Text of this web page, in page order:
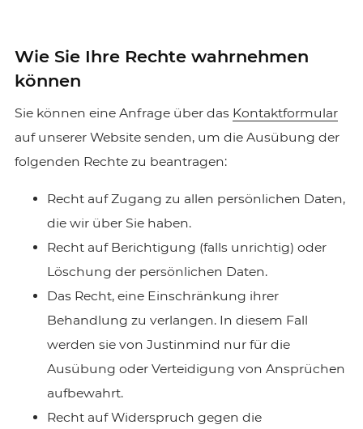
Wie Sie Ihre Rechte wahrnehmen
können
Sie können eine Anfrage über das Kontaktformular
auf unserer Website senden, um die Ausübung der
folgenden Rechte zu beantragen:
Recht auf Zugang zu allen persönlichen Daten,
die wir über Sie haben.
Recht auf Berichtigung (falls unrichtig) oder
Löschung der persönlichen Daten.
Das Recht, eine Einschränkung ihrer
Behandlung zu verlangen. In diesem Fall
werden sie von Justinmind nur für die
Ausübung oder Verteidigung von Ansprüchen
aufbewahrt.
Recht auf Widerspruch gegen die